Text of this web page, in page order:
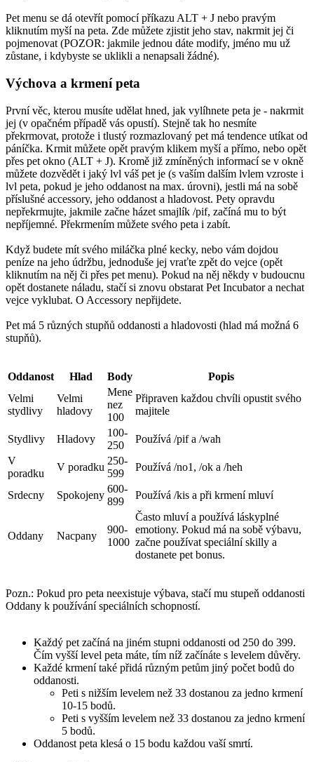
Pet menu se dá otevřít pomocí příkazu ALT + J nebo pravým
kliknutím myší na peta. Zde můžete zjistit jeho stav, nakrmit jej či
pojmenovat (POZOR: jakmile jednou dáte modify, jméno mu už
zůstane, i kdybyste se uklikli a nenapsali žádné).
Výchova a krmení peta
První věc, kterou musíte udělat hned, jak vylíhnete peta je - nakrmit
jej (v opačném případě vás opustí). Stejně tak ho nesmíte
překrmovat, protože i tlustý rozmazlovaný pet má tendence utíkat od
páníčka. Krmit můžete opět pravým klikem myší a přímo, nebo opět
přes pet okno (ALT + J). Kromě již zmíněných informací se v okně
můžete dozvědět i jaký lvl váš pet je (s vaším dalším lvlem vzroste i
lvl peta, pokud je jeho oddanost na max. úrovni), jestli má na sobě
příslušné accessory, jeho oddanost a hladovost. Pety opravdu
nepřekrmujte, jakmile začne házet smajlík /pif, začíná mu to být
nepříjemné. Překrmením můžete svého peta i zabít.
Když budete mít svého miláčka plné kecky, nebo vám dojdou
peníze na jeho údržbu, jednoduše jej vraťte zpět do vejce (opět
kliknutím na něj či přes pet menu). Pokud na něj někdy v budoucnu
opět dostanete náladu, stačí si znovu obstarat Pet Incubator a nechat
vejce vyklubat. O Accessory nepřijdete.
Pet má 5 různých stupňů oddanosti a hladovosti (hlad má možná 6
stupňů).
Oddanost Hlad Body
Popis
Velmi
stydlivy
Velmi
hladovy
Mene
nez
100
Připraven každou chvíli opustit svého
majitele
Stydlivy Hladovy
100-
250
Používá /pif a /wah
V
poradku
V poradku
250-
599
Používá /no1, /ok a /heh
Srdecny Spokojeny
600-
899
Používá /kis a při krmení mluví
Oddany Nacpany
900-
1000
Často mluví a používá láskyplné
emotiony. Pokud má na sobě výbavu,
začne používat speciální skilly a
dostanete pet bonus.
Pozn.: Pokud pro peta neexistuje výbava, stačí mu stupeň oddanosti
Oddany k používání speciálních schopností.
Každý pet začíná na jiném stupni oddanosti od 250 do 399.
Čím vyšší level peta máte, tím níž začínáte s levelem důvěry.
Každé krmení také přidá různým petům jiný počet bodů do
oddanosti.
Peti s nižším levelem než 33 dostanou za jedno krmení
10-15 bodů.
Peti s vyšším levelem než 33 dostanou za jedno krmení
5 bodů.
Oddanost peta klesá o 15 bodu každou vaší smrtí.